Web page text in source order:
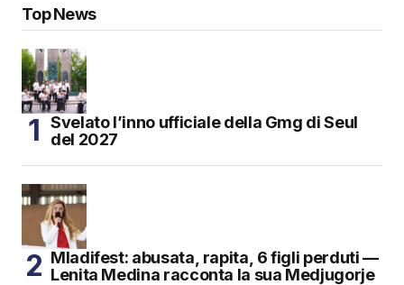
Top News
Svelato l’inno ufficiale della Gmg di Seul
del 2027
Mladifest: abusata, rapita, 6 figli perduti —
Lenita Medina racconta la sua Medjugorje